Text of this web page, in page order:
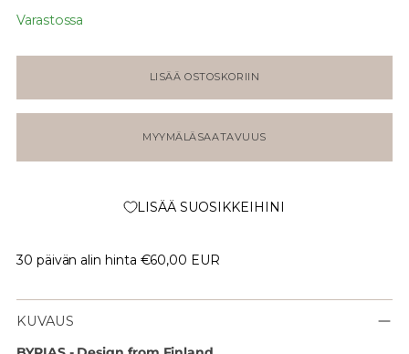
Varastossa
LISÄÄ OSTOSKORIIN
MYYMÄLÄSAATAVUUS
LISÄÄ SUOSIKKEIHINI
30 päivän alin hinta €60,00 EUR
KUVAUS